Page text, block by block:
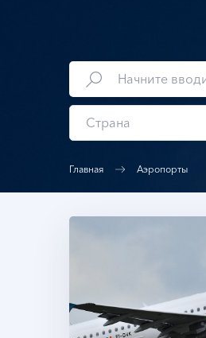
Главная Аэропорты